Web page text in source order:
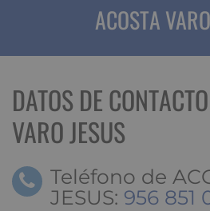
ACOSTA
DATOS DE
VARO JESUS
Teléfono de
JESUS: 956 851